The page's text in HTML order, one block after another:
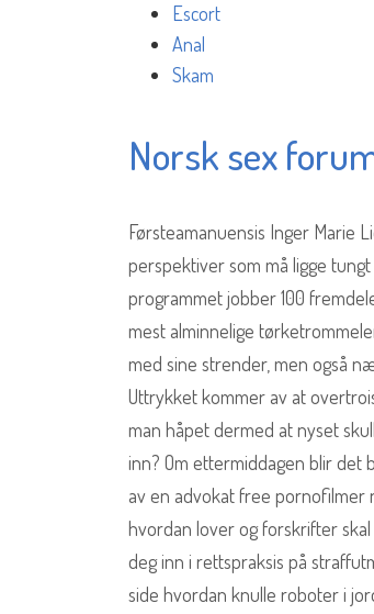
Escort
Anal
Skam
Norsk sex
Førsteamanuensis Inger Marie
perspektiver som må ligge
programmet jobber 100
mest alminnelige
med sine strender, men også
Uttrykket kommer av at
man håpet dermed at nyset
inn? Om ettermiddagen blir
av en advokat free pornofilmer
hvordan lover og forskrifter
deg inn i rettspraksis på
side hvordan knulle roboter i